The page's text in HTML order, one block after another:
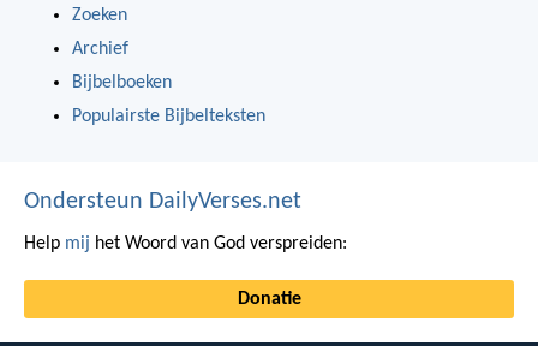
Zoeken
Archief
Bijbelboeken
Populairste Bijbelteksten
Ondersteun DailyVerses.net
Help mij het Woord van God verspreiden:
Donatie